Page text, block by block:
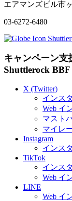
エアマンズビル市
03-6272-6480
キャンペーン支
Shuttlerock BBF
X (Twitter)
インス
Web イ
マスト
マイレ
Instagram
インス
TikTok
インス
Web イ
LINE
Web イ